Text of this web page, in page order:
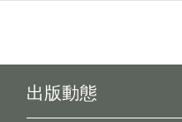
出版動態